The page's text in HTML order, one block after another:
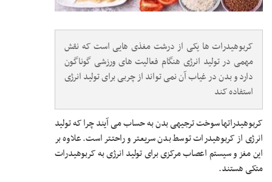
کربوهیدرات ها یکی از درشت مغذی هایی است که نقش
مهمی در تولید انرژی هنگام فعالیت های ورزشی گوناگون
دارد و بدن در غیاب آن نمی تواند از چربی برای تولید انرژی
استفاده کند
کربوهیدرات‏ها سوخت ترجیهی بدن به حساب می آیند چرا که تولید
انرژی از کربوهیدرات توسط بدن سریعتر و راحت‏تر است. علاوه بر
این مغز و سیستم اعصاب مرکزی برای تولید انرژی به کربوهیدرات
متکی هستند.